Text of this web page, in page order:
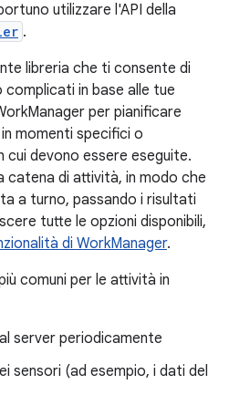
utilizzare l'API della
.
libreria che ti consente di
in base alle tue
per pianificare
momenti specifici o
cui devono essere eseguite.
catena di attività, in modo che
a turno, passando i risultati
tutte le opzioni disponibili,
di WorkManager.
comuni per le attività in
server periodicamente
sensori (ad esempio, i dati del